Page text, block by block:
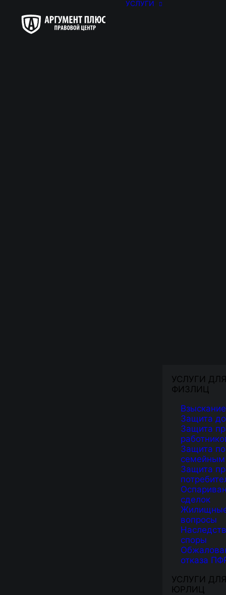
УСЛУГИ
УСЛУГИ ДЛЯ
ФИЗЛИЦ
Защита
Защита
Защита по
Защита
сделок
вопросы
споры
отказа
УСЛУГИ ДЛЯ
ЮРЛИЦ